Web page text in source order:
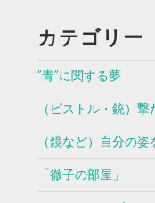
カテゴリー
”青”に関する夢
（ピストル・銃）撃
（鏡など）自分の姿
「徹子の部屋」